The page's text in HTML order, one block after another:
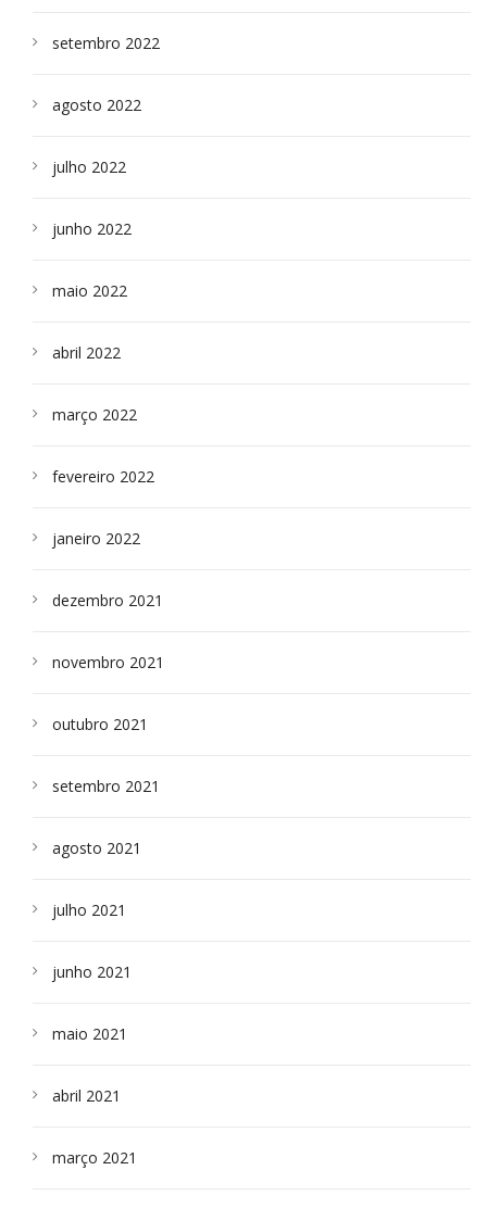
setembro 2022
agosto 2022
julho 2022
junho 2022
maio 2022
abril 2022
março 2022
fevereiro 2022
janeiro 2022
dezembro 2021
novembro 2021
outubro 2021
setembro 2021
agosto 2021
julho 2021
junho 2021
maio 2021
abril 2021
março 2021